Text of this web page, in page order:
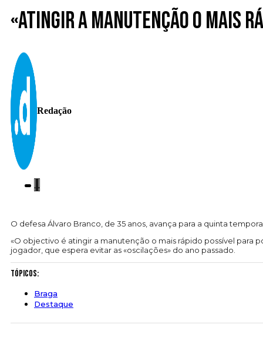
«Atingir a manutenção o mais
Redação
O defesa Álvaro Branco, de 35 anos, avança para a quinta
«O objectivo é atingir a manutenção o mais rápido possível para
jogador, que espera evitar as «oscilações» do ano passado.
Tópicos:
Braga
Destaque